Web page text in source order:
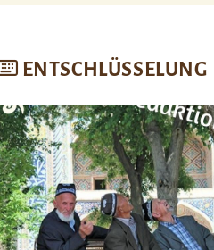
ENTSCHLÜSSELUNG